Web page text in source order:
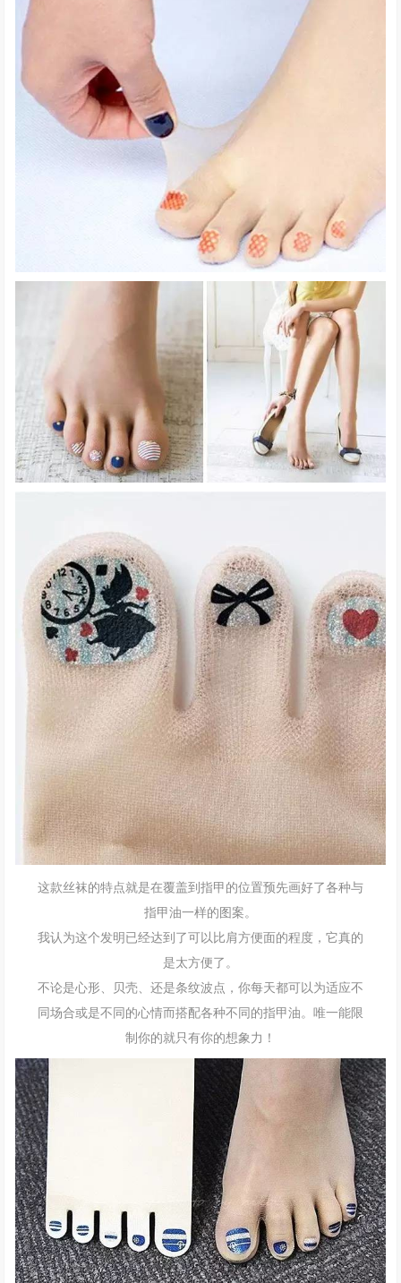
这款丝袜的特点就是在覆盖到指甲的位置预先画好了各种与
指甲油一样的图案。
我认为这个发明已经达到了可以比肩方便面的程度，它真的
是太方便了。
不论是心形、贝壳、还是条纹波点，你每天都可以为适应不
同场合或是不同的心情而搭配各种不同的指甲油。唯一能限
制你的就只有你的想象力！